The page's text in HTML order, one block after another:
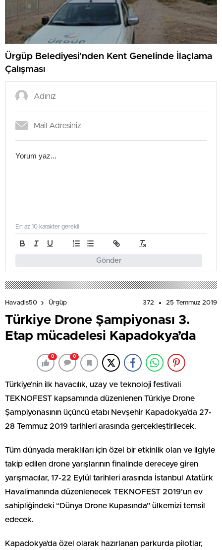
Ürgüp Belediyesi’nden Kent Genelinde İlaçlama
Çalışması
Gönder
En az 10 karakter gerekli
Havadis50 Ürgüp 372 25 Temmuz 2019
Türkiye Drone Şampiyonası 3.
Etap mücadelesi Kapadokya’da
0 0
Türkiye’nin ilk havacılık, uzay ve teknoloji festivali
TEKNOFEST kapsamında düzenlenen Türkiye Drone
Şampiyonasının üçüncü etabı Nevşehir Kapadokya’da 27-
28 Temmuz 2019 tarihleri arasında gerçekleştirilecek.
Tüm dünyada meraklıları için özel bir etkinlik olan ve ilgiyle
takip edilen drone yarışlarının finalinde dereceye giren
yarışmacılar, 17-22 Eylül tarihleri arasında İstanbul Atatürk
Havalimanında düzenlenecek TEKNOFEST 2019’un ev
sahipliğindeki “Dünya Drone Kupasında” ülkemizi temsil
edecek.
Kapadokya’da özel olarak hazırlanan parkurda pilotlar,